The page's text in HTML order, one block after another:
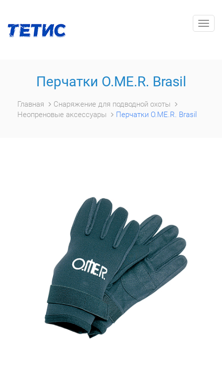
Перчатки O.ME.R. Brasil
Главная
Снаряжение для подводной охоты
Неопреновые аксессуары
Перчатки O.ME.R. Brasil